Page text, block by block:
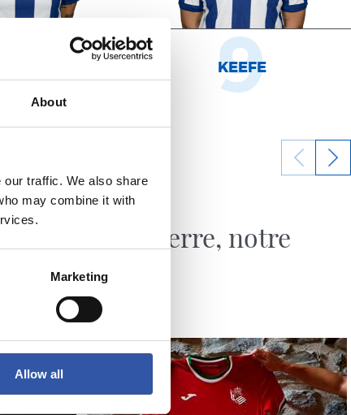
About
traffic. We also share
may combine it with
Marketing
Allow all
KEEFE
9
11/07/2026
Notre terre, notre
sang